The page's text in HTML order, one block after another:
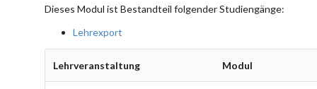
Dieses Modul ist Bestandteil folgender Studiengänge:
Lehrexport
Lehrveranstaltung Modul